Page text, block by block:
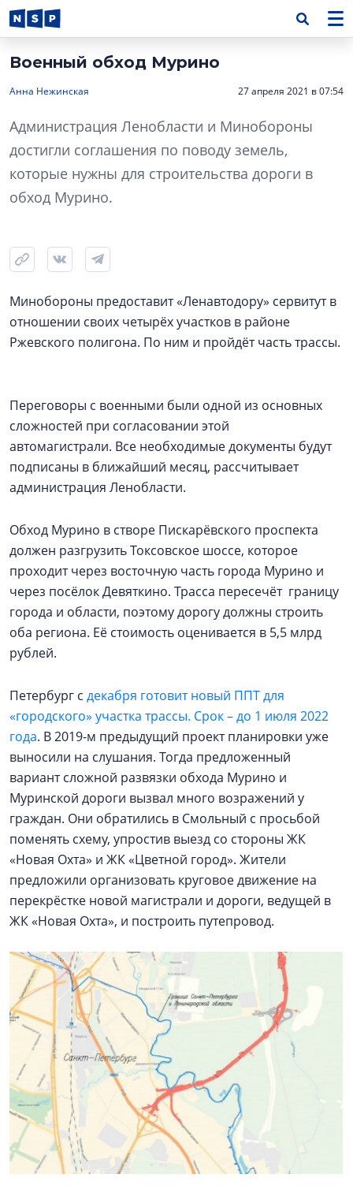
Военный обход Мурино
Анна Нежинская 27 апреля 2021 в 07:54
Администрация Ленобласти и Минобороны
достигли соглашения по поводу земель,
которые нужны для строительства дороги в
обход Мурино.
Минобороны предоставит «Ленавтодору» сервитут в
отношении своих четырёх участков в районе
Ржевского полигона. По ним и пройдёт часть трассы.
Переговоры с военными были одной из основных
сложностей при согласовании этой
автомагистрали. Все необходимые документы будут
подписаны в ближайший месяц, рассчитывает
администрация Ленобласти.
Обход Мурино в створе Пискарёвского проспекта
должен разгрузить Токсовское шоссе, которое
проходит через восточную часть города Мурино и
через посёлок Девяткино. Трасса пересечёт границу
города и области, поэтому дорогу должны строить
оба региона. Её стоимость оценивается в 5,5 млрд
рублей.
Петербург с декабря готовит новый ППТ для
«городского» участка трассы. Срок – до 1 июля 2022
года. В 2019-м предыдущий проект планировки уже
выносили на слушания. Тогда предложенный
вариант сложной развязки обхода Мурино и
Муринской дороги вызвал много возражений у
граждан. Они обратились в Смольный с просьбой
поменять схему, упростив выезд со стороны ЖК
«Новая Охта» и ЖК «Цветной город». Жители
предложили организовать круговое движение на
перекрёстке новой магистрали и дороги, ведущей в
ЖК «Новая Охта», и построить путепровод.